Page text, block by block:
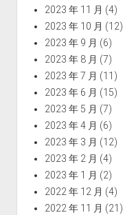
2023 年 11 月 (4)
2023 年 10 月 (12)
2023 年 9 月 (6)
2023 年 8 月 (7)
2023 年 7 月 (11)
2023 年 6 月 (15)
2023 年 5 月 (7)
2023 年 4 月 (6)
2023 年 3 月 (12)
2023 年 2 月 (4)
2023 年 1 月 (2)
2022 年 12 月 (4)
2022 年 11 月 (21)